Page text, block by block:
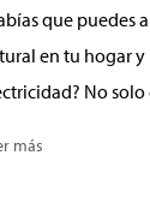
que puedes
en tu hogar
No solo
más